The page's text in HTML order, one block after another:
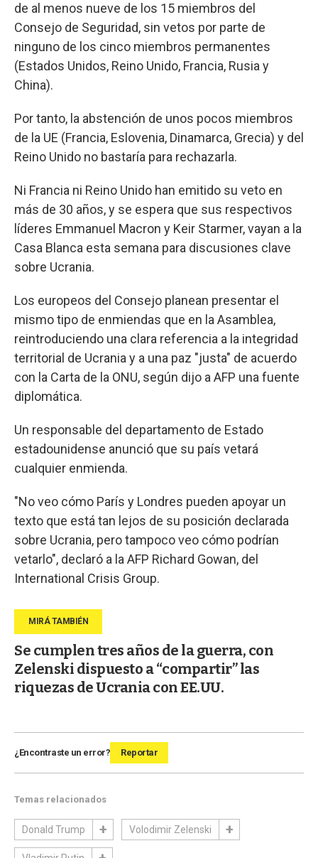
de al menos nueve de los 15 miembros del
Consejo de Seguridad, sin vetos por parte de
ninguno de los cinco miembros permanentes
(Estados Unidos, Reino Unido, Francia, Rusia y
China).
Por tanto, la abstención de unos pocos miembros
de la UE (Francia, Eslovenia, Dinamarca, Grecia) y del
Reino Unido no bastaría para rechazarla.
Ni Francia ni Reino Unido han emitido su veto en
más de 30 años, y se espera que sus respectivos
líderes Emmanuel Macron y Keir Starmer, vayan a la
Casa Blanca esta semana para discusiones clave
sobre Ucrania.
Los europeos del Consejo planean presentar el
mismo tipo de enmiendas que en la Asamblea,
reintroduciendo una clara referencia a la integridad
territorial de Ucrania y a una paz "justa" de acuerdo
con la Carta de la ONU, según dijo a AFP una fuente
diplomática.
Un responsable del departamento de Estado
estadounidense anunció que su país vetará
cualquier enmienda.
"No veo cómo París y Londres pueden apoyar un
texto que está tan lejos de su posición declarada
sobre Ucrania, pero tampoco veo cómo podrían
vetarlo", declaró a la AFP Richard Gowan, del
International Crisis Group.
Se cumplen tres años de la guerra, con
Zelenski dispuesto a “compartir” las
riquezas de Ucrania con EE.UU.
¿Encontraste un error? Reportar
Temas relacionados
Donald Trump Volodimir Zelenski